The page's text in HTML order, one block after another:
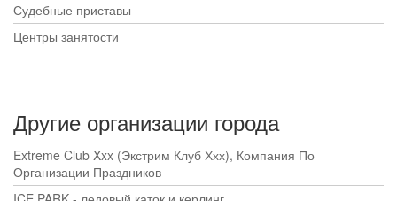
Судебные приставы
Центры занятости
Другие организации города
Extreme Club Xxx (Экстрим Клуб Ххх), Компания По
Организации Праздников